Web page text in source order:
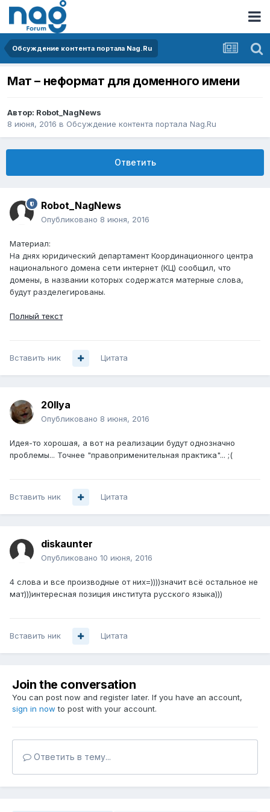
Обсуждение контента портала Nag.Ru
Мат – неформат для доменного имени
Автор: Robot_NagNews
8 июня, 2016 в Обсуждение контента портала Nag.Ru
Ответить
Robot_NagNews
Опубликовано 8 июня, 2016
Материал:
На днях юридический департамент Координационного центра
национального домена сети интернет (КЦ) сообщил, что
домены, в названии которых содержатся матерные слова,
будут разделегированы.
Полный текст
Вставить ник Цитата
20Ilya
Опубликовано 8 июня, 2016
Идея-то хорошая, а вот на реализации будут однозначно
проблемы... Точнее "правоприменительная практика"... ;(
Вставить ник Цитата
diskaunter
Опубликовано 10 июня, 2016
4 слова и все производные от них=))))значит всё остальное не
мат)))интересная позиция института русского языка)))
Вставить ник Цитата
Join the conversation
You can post now and register later. If you have an account,
sign in now to post with your account.
Ответить в тему...